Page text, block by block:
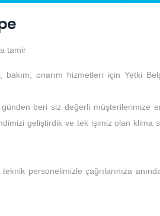
tamir
onarım hizmetleri için Yetki
beri siz değerli müşterilerimize
geliştirdik ve tek işimiz olan klima
personelimizle çağrılarınıza